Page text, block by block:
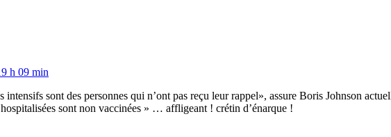
h 09 min
intensifs sont des personnes qui n’ont pas reçu leur rappel», assure Boris Johnson
sont non vaccinées » … affligeant ! crétin d’énarque !